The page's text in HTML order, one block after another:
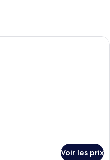
Une chambre d’hôtel avec un
Voir les prix